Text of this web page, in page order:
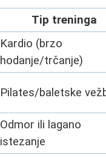
Tip treninga
Kardio (brzo
hodanje/trčanje)
Pilates/baletske
Odmor ili lagano
istezanje